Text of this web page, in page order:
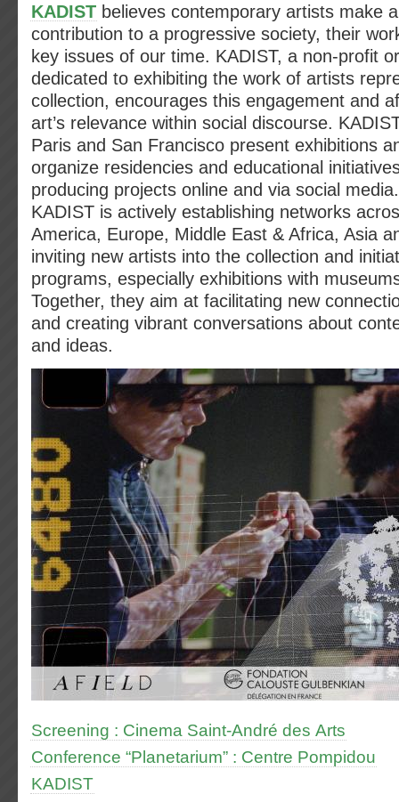
KADIST believes contemporary artists make
contribution to a progressive society, their
key issues of our time. KADIST, a non-profit
dedicated to exhibiting the work of artists
collection, encourages this engagement and
art’s relevance within social discourse.
Paris and San Francisco present exhibitions
organize residencies and educational
producing projects online and via social
KADIST is actively establishing networks
America, Europe, Middle East & Africa, Asia
inviting new artists into the collection and
programs, especially exhibitions with
Together, they aim at facilitating new
and creating vibrant conversations about
and ideas.
Screening : Cinema Saint-André des Arts
Conference “Planetarium” : Centre Pompidou
KADIST